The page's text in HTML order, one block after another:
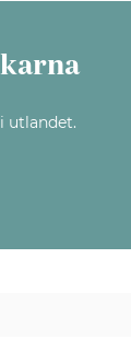
utlandet.